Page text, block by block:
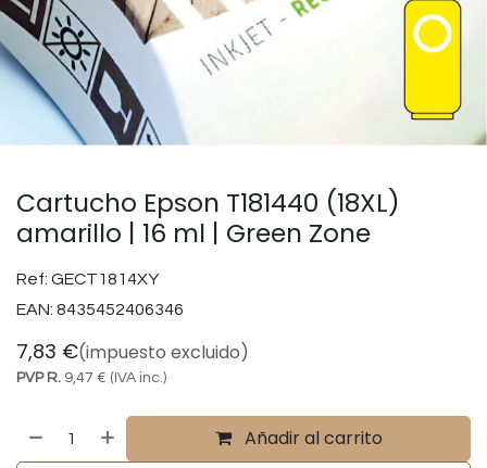
Cartucho Epson T181440 (18XL)
amarillo | 16 ml | Green Zone
Ref: GECT1814XY
EAN: 8435452406346
7,83 €(impuesto excluido)
PVP R. 9,47 € (IVA inc.)
Añadir al carrito